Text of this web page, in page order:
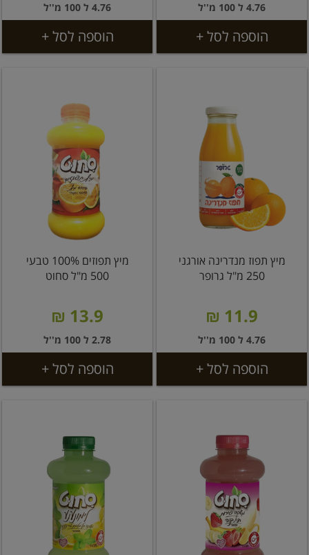
4.76 ל 100 מ''ל
הוספה לסל +
4.76 ל 100 מ''ל
הוספה לסל +
מיץ תפוז מנדרינה אורגני
250 מ"ל גרופר
11.9 ₪
4.76 ל 100 מ''ל
הוספה לסל +
מיץ תפוזים 100% טבעי
500 מ"ל סחוט
13.9 ₪
2.78 ל 100 מ''ל
הוספה לסל +